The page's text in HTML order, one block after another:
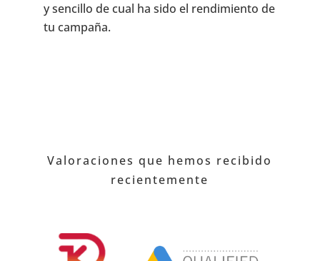
y sencillo de cual ha sido el rendimiento de
tu campaña.
Valoraciones que hemos recibido
recientemente